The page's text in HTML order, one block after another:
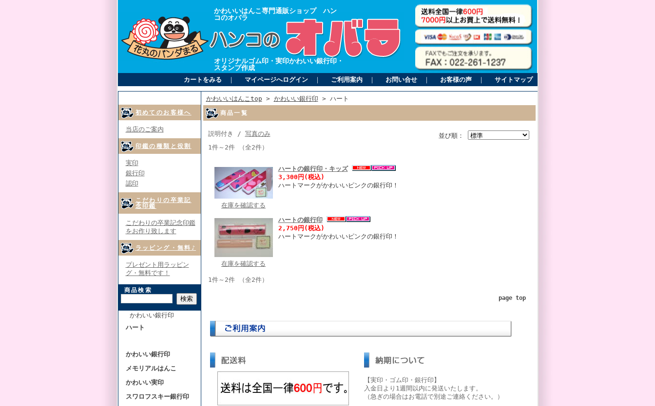
かわいいはんこ専門通販ショップ ハン
コのオバラ
オリジナルゴム印・実印かわいい銀行印・
スタンプ作成
カートをみる ｜ マイページへログイン ｜ ご利用案内 ｜ お問い合せ ｜ お客様の声 ｜ サイトマップ
初めてのお客様へ
当店のご案内
印鑑の種類と役割
実印
銀行印
認印
こだわりの卒業記
念印鑑
こだわりの卒業記念印鑑
をお作り致します
ラッピング・無料♪
プレゼント用ラッピン
グ・無料です！
商品検索
かわいい銀行印
ハート
かわいい銀行印
メモリアルはんこ
かわいい実印
スワロフスキー銀行印
かわいいはんこtop > かわいい銀行印 > ハート
商品一覧
並び順：
説明付き / 写真のみ
1件～2件 （全2件）
在庫を確認する
ハートの銀行印・キッズ
3,300円(税込)
ハートマークがかわいいピンクの銀行印！
在庫を確認する
ハートの銀行印
2,750円(税込)
ハートマークがかわいいピンクの銀行印！
1件～2件 （全2件）
page top
【実印・ゴム印・銀行印】
入金日より1週間以内に発送いたします。
（急ぎの場合はお電話で別途ご連絡ください。）